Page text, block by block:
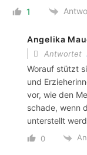
1
Angelika
Antwortet
Worauf stützt
und
vor, wie den
schade, wenn
unterstellt
0